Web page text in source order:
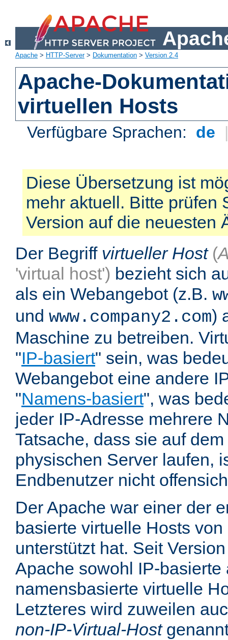
Apache > HTTP-Server> Dokumentation > Version 2.4
Apache-
virtuellen Hosts
Verfügbare Sprachen: de
Diese Übersetzung ist
mehr aktuell. Bitte prüfen
Version auf die neuesten
Der Begriff virtueller Host (
'virtual host') bezieht sich
als ein Webangebot (z.B.
und www.company2.com)
Maschine zu betreiben.
"IP-basiert" sein, was
Webangebot eine andere
"Namens-basiert", was
jeder IP-Adresse mehrere
Tatsache, dass sie auf
physischen Server laufen,
Endbenutzer nicht
Der Apache war einer der
basierte virtuelle Hosts
unterstützt hat. Seit
Apache sowohl IP-basierte
namensbasierte virtuelle
Letzteres wird zuweilen
non-IP-Virtual-Host